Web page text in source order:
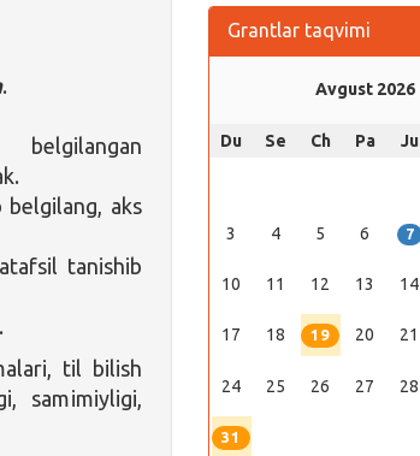
.
belgilang, aks
tanishib
til bilish
samimiyligi,
Grantlar taqvimi
Avgust 2026
Du Se Ch Pa Ju
3 4 5 6 7
10 11 12 13 14
17 18 19 20 21
24 25 26 27 28
31